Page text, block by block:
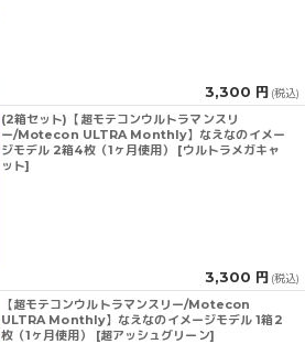
3,300 円 (税込)
(2箱セット)【超モテコンウルトラマンスリ
ー/Motecon ULTRA Monthly】なえなのイメー
ジモデル 2箱4枚（1ヶ月使用） [ウルトラメガキャ
ット]
3,300 円 (税込)
【超モテコンウルトラマンスリー/Motecon
ULTRA Monthly】なえなのイメージモデル 1箱2
枚（1ヶ月使用） [超アッシュグリーン]